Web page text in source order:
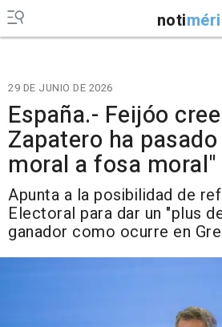
noti
29 DE JUNIO DE 2026
España.- Feijóo
Zapatero ha
moral a fosa moral"
Apunta a la posibilidad de
Electoral para dar un "plus
ganador como ocurre en